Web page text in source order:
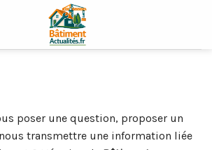
poser une question, proposer un
transmettre une information liée